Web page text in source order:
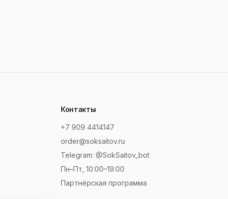
Контакты
+7 909 4414147
order@soksaitov.ru
Telegram: @SokSaitov_bot
Пн–Пт, 10:00–19:00
Партнёрская программа